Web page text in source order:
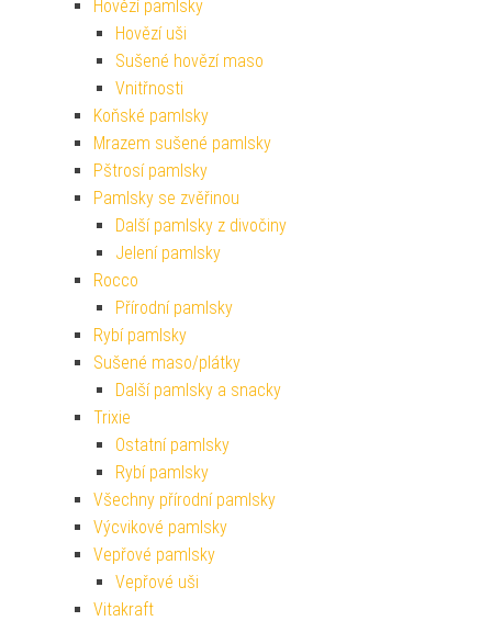
Hovězí pamlsky
Hovězí uši
Sušené hovězí maso
Vnitřnosti
Koňské pamlsky
Mrazem sušené pamlsky
Pštrosí pamlsky
Pamlsky se zvěřinou
Další pamlsky z divočiny
Jelení pamlsky
Rocco
Přírodní pamlsky
Rybí pamlsky
Sušené maso/plátky
Další pamlsky a snacky
Trixie
Ostatní pamlsky
Rybí pamlsky
Všechny přírodní pamlsky
Výcvikové pamlsky
Vepřové pamlsky
Vepřové uši
Vitakraft